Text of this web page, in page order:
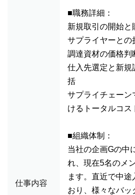
仕事内容
■職務詳細：
新規取引の開始と
サプライヤーとの
調達資材の価格判
仕入先選定と新規
括
サプライチェーン
けるトータルコス
■組織体制：
当社の企画Gの中
れ、現在5名のメ
ます。直近で中
おり、様々なバッ